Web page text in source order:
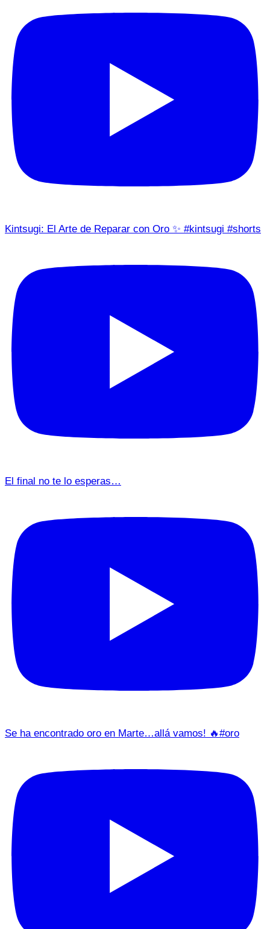
Kintsugi: El Arte de Reparar con Oro ✨ #kintsugi #shorts
El final no te lo esperas…
Se ha encontrado oro en Marte…allá vamos! 🔥#oro